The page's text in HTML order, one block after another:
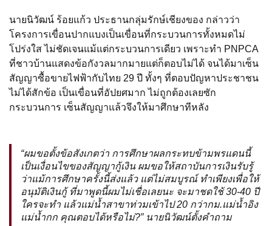
นายนิวัฒน์ ร้อยแก้ว ประธานกลุ่มรักษ์เชียงของ กล่าวว่า
โครงการเขื่อนปากแบงเป็นเขื่อนที่กระบวนการทั้งหมดไม่
โปร่งใส ไม่ชัดเจนแม้แต่กระบวนการเดียว เพราะทำ PNPCA
ที่ชาวบ้านแสดงข้อกังวลมากมายแต่ก็ตอบไม่ได้ จนได้มาเซ็น
สัญญาซื้อขายไฟฟ้ากับไทย 29 ปี ทั้งๆ ที่ตอบปัญหาประชาชน
ไม่ได้สักข้อ เป็นเขื่อนที่อัปยศมาก ไม่ถูกต้องเลยซัก
กระบวนการ เซ็นสัญญาแล้วจึงให้มาศึกษาทีหลัง
“ผมขอตั้งข้อสังเกตว่า การศึกษาผลกระทบข้ามพรแดนนี้
เป็นเงื่อนไขของสัญญากู้เงิน ผมขอให้สถาบันการเงินรับรู้
ว่าแม้การศึกษาครั้งนี้ส่งแล้ว แต่ไม่สมบูรณ์ ทำเพียงเพื่อให้
อนุมัติเงินกู้ ที่มาพูดนี้ผมไม่เชื่อเลยนะ จะมาชดใช้ 30-40 ปี
ใครจะทำ แล้วแม่น้ำสาขาท่วมเข้าไป 20 กว่ากม.แม่น้ำอิง
แม่น้ำกก คุณตอบได้หรือไม่?” นายนิวัฒน์ตั้งคำถาม